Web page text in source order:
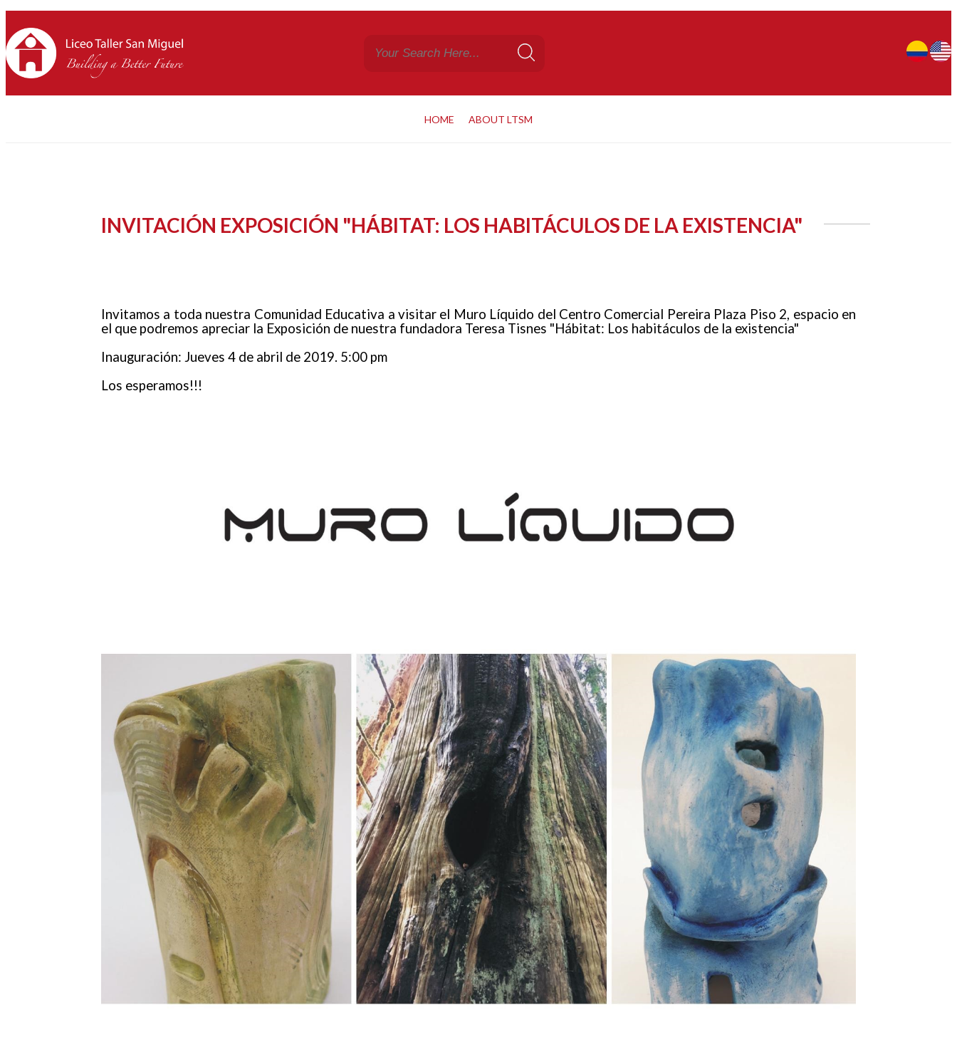
HOME ABOUT LTSM
INVITACIÓN EXPOSICIÓN "HÁBITAT: LOS HABITÁCULOS DE LA EXISTENCIA"
Invitamos a toda nuestra Comunidad Educativa a visitar el Muro Líquido del Centro Comercial Pereira Plaza Piso 2, espacio en
el que podremos apreciar la Exposición de nuestra fundadora Teresa Tisnes "Hábitat: Los habitáculos de la existencia"
Inauguración: Jueves 4 de abril de 2019. 5:00 pm
Los esperamos!!!